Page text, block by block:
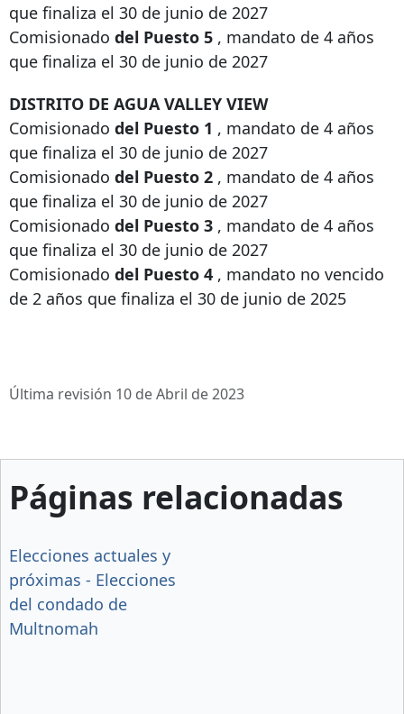
que finaliza el 30 de junio de 2027
Comisionado del Puesto 5 , mandato de 4 años
que finaliza el 30 de junio de 2027
DISTRITO DE AGUA VALLEY VIEW
Comisionado del Puesto 1 , mandato de 4 años
que finaliza el 30 de junio de 2027
Comisionado del Puesto 2 , mandato de 4 años
que finaliza el 30 de junio de 2027
Comisionado del Puesto 3 , mandato de 4 años
que finaliza el 30 de junio de 2027
Comisionado del Puesto 4 , mandato no vencido
de 2 años que finaliza el 30 de junio de 2025
Última revisión 10 de Abril de 2023
Páginas relacionadas
Elecciones actuales y
próximas - Elecciones
del condado de
Multnomah